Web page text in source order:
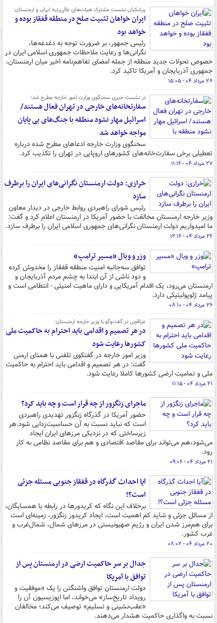
پزشکیان نشست مشترک هیئت‌های عالی‌رتبه ایران و ارمنستان:
ایران خواهان تثبیت صلح در منطقه قفقاز بوده و
خواهد بود
رئیس جمهور، بر ضرورت توجه به دغدغه‌ها،
نگرانی‌ها و رعایت ملاحظات جمهوری اسلامی ایران در
خصوص تحولات جدید منطقه از جمله امضای تفاهم‌نامه اخیر میان ارمنستان،
جمهوری آذربایجان و آمریکا تاکید کرد.
۲۸ مرداد ۰۴ - ۱۵:۰۵
در نشست خبری سخنگوی وزارت امور خارجه مطرح شد؛
سفارتخانه‌های خارجی در تهران فعال‌ هستند/
اسرائیل مهار نشود منطقه با جنگ‌های بی پایان
مواجه خواهد شد
سخنگوی وزارت خارجه ادعاهای مطرح شده درباره
تعطیلی برخی سفارت‌خانه‌های کشورهای اروپایی در تهران را تکذیب کرد.
۲۷ مرداد ۰۴ - ۱۱:۱۶
خرازی: دولت ارمنستان نگرانی‌های ایران را برطرف
سازد
رئیس شورای راهبردی روابط خارجی در دیدار معاون
وزیر خارجه ارمنستان مخالفت با حضور آمریکا در ارمنستان اعلام کرد و گفت:
ما امیدواریم دولت ارمنستان نگرانی‌های جمهوری اسلامی ایران را برطرف سازد.
۲۶ مرداد ۰۴ - ۱۲:۱۶
وزر و وبال «مسیر ترامپ»
توافق سه‌جانبه امنیت منطقه قفقاز را مخدوش کرده
و دود ناشی از آن ابتدا به چشم مردم آذربایجان و
ارمنستان می‌رود، یک اقدام آمریکایی و دارای ماهیت امنیتی - انتظامی است و
پیامد ژئوپولیتیکی دارد.
۲۶ مرداد ۰۴ - ۰۸:۱۰
عراقچی در گفت‌وگو با وزیر خارجه ارمنستان:
در هر تصمیم و اقدامی باید احترام به حاکمیت ملی
کشورها رعایت شود
وزیر امور خارجه در گفتکوی تلفنی با همتای ارمنی
گفت: در هر تصمیم و اقدامی باید احترام به حاکمیت
ملی و تمامیت ارضی کشورها کاملا رعایت شود.
۲۱ مرداد ۰۴ - ۱۱:۱۵
ماجرای زنگزور از چه قرار است و چه باید کرد؟
حضور آمریکا در گذرگاه زنگزور تهدیدی راهبردی
است که نباید نسبت به آن حساسیت‌زدایی شود.هر
زیرساختی که در نزدیکی مرزهای ایران ایجاد
می‌شود،هم می‌تواند برای مقاصد اقتصادی و هم برای مقاصد نظامی به کار
رود.
۲۱ مرداد ۰۴ - ۰۹:۰۶
آیا احداث گذرگاه در قفقاز جنوبی مسئله جزئی
است؟!
برخلاف این نگاه که کریدورها در رابطه با همسایگان‌،
از مسائل جزئی و شاید کم اهمیت است‌، ایجاد کریدور زنگزور، زمینه‌ای است
برای هم‌مرز شدن ایران و رژیم صهیونیستی در مرزهای شمال، شمال‌غرب و
غرب کشور.
۲۰ مرداد ۰۴ - ۰۸:۰۲
جدال بر سر حاکمیت ارضی در ارمنستان پس از
توافق با آمریکا
دولت ارمنستان توافق واشنگتن را یک «موفقیت و
رویداد تاریخ‌ساز» می‌خواند، اما اپوزیسیون آن را
«عقب‌نشینی و تسلیم» توصیف می‌کند؛ مخالفان
نسبت به واگذاری حاکمیت هشدار می‌دهند.